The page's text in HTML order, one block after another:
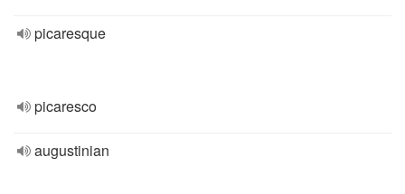
picaresque
picaresco
augustinian